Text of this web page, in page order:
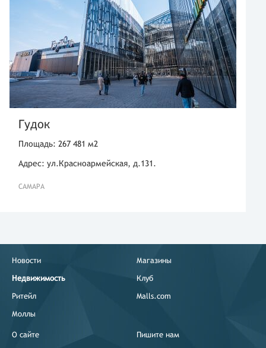
Гудок
Площадь: 267 481 м2
Адрес: ул.Красноармейская, д.131.
САМАРА
Новости
Недвижимость
Ритейл
Моллы
Магазины
Клуб
Malls.com
О сайте Пишите нам